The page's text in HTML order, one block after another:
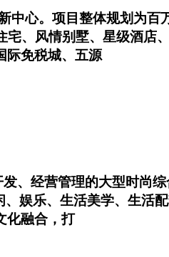
心。项目整体规划为
、风情别墅、星级酒店
际免税城、五源
、经营管理的大型时尚
娱乐、生活美学、生活
化融合，打